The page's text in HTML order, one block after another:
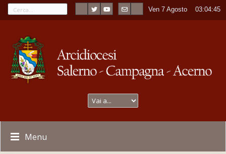
Ven 7 Agosto ----03:04:45
Menu